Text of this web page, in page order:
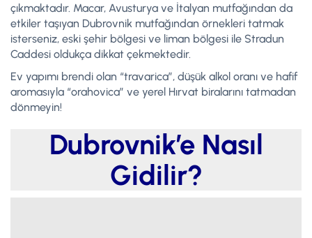
çıkmaktadır. Macar, Avusturya ve İtalyan mutfağından da
etkiler taşıyan Dubrovnik mutfağından örnekleri tatmak
isterseniz, eski şehir bölgesi ve liman bölgesi ile Stradun
Caddesi oldukça dikkat çekmektedir.
Ev yapımı brendi olan “travarica”, düşük alkol oranı ve hafif
aromasıyla “orahovica” ve yerel Hırvat biralarını tatmadan
dönmeyin!
Dubrovnik’e Nasıl
Gidilir?